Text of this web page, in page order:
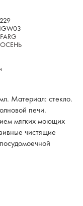
Материал: стекло.
печи.
мягких моющих
чистящие